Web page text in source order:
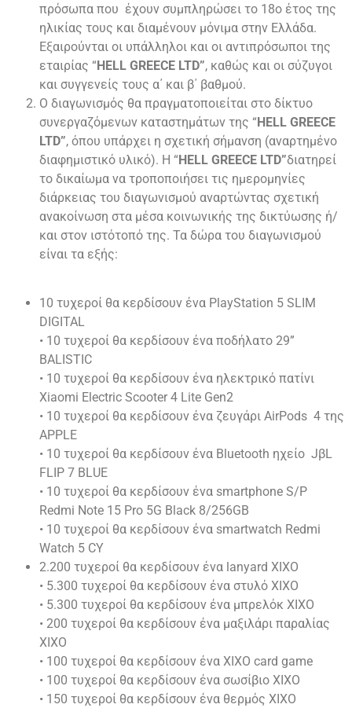
πρόσωπα που έχουν συμπληρώσει το 18ο έτος της
ηλικίας τους και διαμένουν μόνιμα στην Ελλάδα.
Εξαιρούνται οι υπάλληλοι και οι αντιπρόσωποι της
εταιρίας “HELL GREECE LTD”, καθώς και οι σύζυγοι
και συγγενείς τους α΄ και β΄ βαθμού.
Ο διαγωνισμός θα πραγματοποιείται στο δίκτυο
συνεργαζόμενων καταστημάτων της “HELL GREECE
LTD”, όπου υπάρχει η σχετική σήμανση (αναρτημένο
διαφημιστικό υλικό). H “HELL GREECE LTD”διατηρεί
το δικαίωμα να τροποποιήσει τις ημερομηνίες
διάρκειας του διαγωνισμού αναρτώντας σχετική
ανακοίνωση στα μέσα κοινωνικής της δικτύωσης ή/
και στον ιστότοπό της. Τα δώρα του διαγωνισμού
είναι τα εξής:
10 τυχεροί θα κερδίσουν ένα PlayStation 5 SLIM
DIGITAL
• 10 τυχεροί θα κερδίσουν ένα ποδήλατο 29”
BALISTIC
• 10 τυχεροί θα κερδίσουν ένα ηλεκτρικό πατίνι
Xiaomi Electric Scooter 4 Lite Gen2
• 10 τυχεροί θα κερδίσουν ένα ζευγάρι AirPods 4 της
APPLE
• 10 τυχεροί θα κερδίσουν ένα Bluetooth ηχείο JβL
FLIP 7 BLUE
• 10 τυχεροί θα κερδίσουν ένα smartphone S/P
Redmi Note 15 Pro 5G Black 8/256GB
• 10 τυχεροί θα κερδίσουν ένα smartwatch Redmi
Watch 5 CY
2.200 τυχεροί θα κερδίσουν ένα lanyard XIXO
• 5.300 τυχεροί θα κερδίσουν ένα στυλό XIXO
• 5.300 τυχεροί θα κερδίσουν ένα μπρελόκ XIXO
• 200 τυχεροί θα κερδίσουν ένα μαξιλάρι παραλίας
XIXO
• 100 τυχεροί θα κερδίσουν ένα XIXO card game
• 100 τυχεροί θα κερδίσουν ένα σωσίβιο XIXO
• 150 τυχεροί θα κερδίσουν ένα θερμός XIXO